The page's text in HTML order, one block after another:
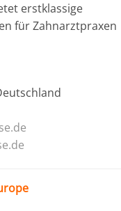
erstklassige
für Zahnarztpraxen